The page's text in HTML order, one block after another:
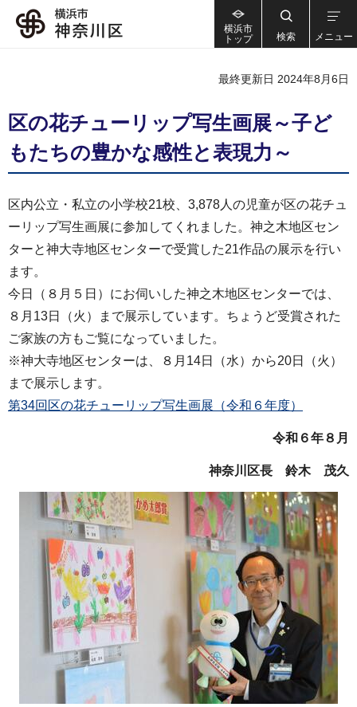
横浜市
トップ
検索 メニュー
最終更新日 2024年8月6日
区の花チューリップ写生画展～子ど
もたちの豊かな感性と表現力～
区内公立・私立の小学校21校、3,878人の児童が区の花チュ
ーリップ写生画展に参加してくれました。神之木地区セン
ターと神大寺地区センターで受賞した21作品の展示を行い
ます。
今日（８月５日）にお伺いした神之木地区センターでは、
８月13日（火）まで展示しています。ちょうど受賞された
ご家族の方もご覧になっていました。
※神大寺地区センターは、８月14日（水）から20日（火）
まで展示します。
第34回区の花チューリップ写生画展（令和６年度）
令和６年８月
神奈川区長 鈴木 茂久